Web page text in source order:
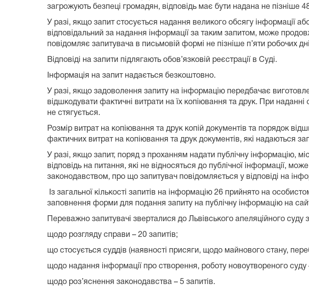
загрожують безпеці громадян, відповідь має бути надана не пізніше
У разі, якщо запит стосується надання великого обсягу інформації
відповідальний за надання інформації за таким запитом, може
повідомляє запитувача в письмовій формі не пізніше п’яти робочих
Відповіді на запити підлягають обов’язковій реєстрації в Суді.
Інформація на запит надається безкоштовно.
У разі, якщо задоволення запиту на інформацію передбачає
відшкодувати фактичні витрати на їх копіювання та друк. При
не стягується.
Розмір витрат на копіювання та друк копій документів та порядок
фактичних витрат на копіювання та друк документів, які надаються
У разі, якщо запит, поряд з проханням надати публічну інформацію,
відповідь на питання, які не відносяться до публічної інформації,
законодавством, про що запитувач повідомляється у відповіді на
Із загальної кількості запитів на інформацію 26 прийнято на
заповнення форми для подання запиту на публічну інформацію на
Переважно запитувачі зверталися до Львівського апеляційного
щодо розгляду справи – 20 запитів;
що стосується суддів (наявності присяги, щодо майнового стану,
щодо надання інформації про створення, роботу новоутвореного суду
щодо роз’яснення законодавства – 5 запитів.